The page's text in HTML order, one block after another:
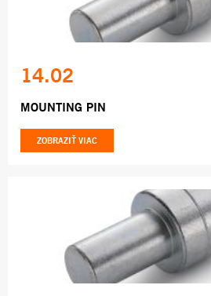
14.02
MOUNTING PIN
ZOBRAZIŤ VIAC